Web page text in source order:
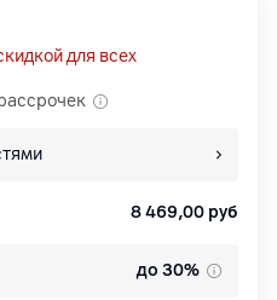
для всех
8 469,00 руб
до 30%